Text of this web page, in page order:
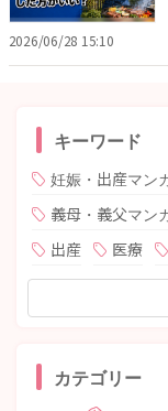
2026/06/28 15:10
キーワード
妊娠・出産マン
義母・義父マン
出産
医療
カテゴリー